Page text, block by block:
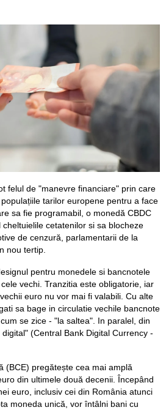
felul de "manevre financiare" prin care
tarilor europene pentru a face
sa fie programabil, o monedă CBDC
cetatenilor si sa blocheze
de cenzură, parlamentarii de la
nou tertip.
pentru monedele si bancnotele
vechi. Tranzitia este obligatorie, iar
euro nu vor mai fi valabili. Cu alte
sa bage in circulatie vechile bancnote
se zice - "la saltea". In paralel, din
(Central Bank Digital Currency -
(BCE) pregătește cea mai amplă
din ultimele două decenii. Începând
euro, inclusiv cei din România atunci
moneda unică, vor întâlni bani cu